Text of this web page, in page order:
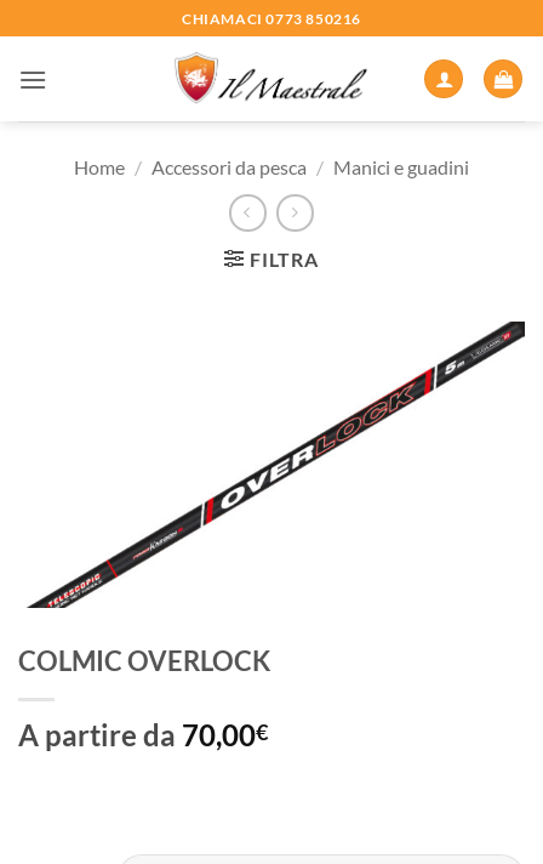
ai
contenuti
CHIAMACI 0773 850216
Home / Accessori da pesca / Manici e guadini
FILTRA
COLMIC OVERLOCK
A partire da 70,00€